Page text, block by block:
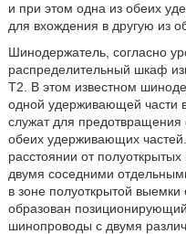
и при этом одна из обеих
для вхождения в другую из
Шинодержатель, согласно
распределительный шкаф
T2. В этом известном
одной удерживающей части
служат для предотвращения
обеих удерживающих
расстоянии от
двумя соседними
в зоне полуоткрытой
образован
шинопроводы с двумя